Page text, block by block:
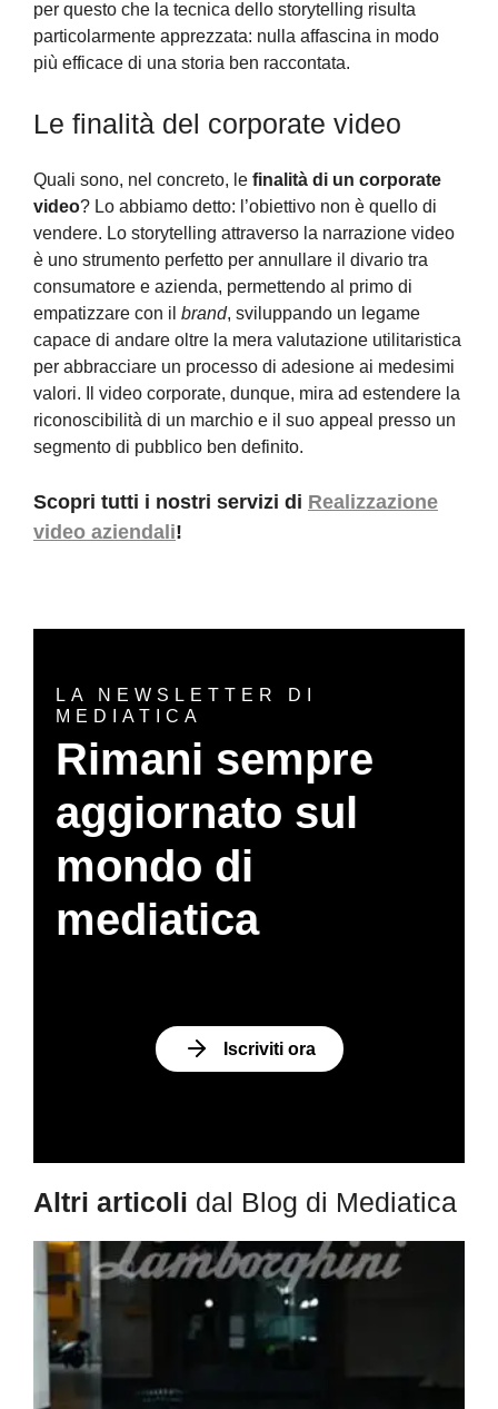
per questo che la tecnica dello storytelling risulta
particolarmente apprezzata: nulla affascina in modo
più efficace di una storia ben raccontata.
Le finalità del corporate video
Quali sono, nel concreto, le finalità di un corporate
video? Lo abbiamo detto: l’obiettivo non è quello di
vendere. Lo storytelling attraverso la narrazione video
è uno strumento perfetto per annullare il divario tra
consumatore e azienda, permettendo al primo di
empatizzare con il brand, sviluppando un legame
capace di andare oltre la mera valutazione utilitaristica
per abbracciare un processo di adesione ai medesimi
valori. Il video corporate, dunque, mira ad estendere la
riconoscibilità di un marchio e il suo appeal presso un
segmento di pubblico ben definito.
Scopri tutti i nostri servizi di Realizzazione
video aziendali!
LA NEWSLETTER DI
MEDIATICA
Rimani sempre
aggiornato sul
mondo di
mediatica
Iscriviti ora
Altri articoli dal Blog di Mediatica